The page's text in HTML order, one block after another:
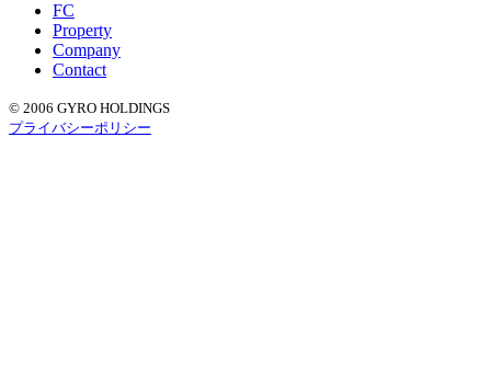
FC
Property
Company
Contact
© 2006 GYRO HOLDINGS
プライバシーポリシー